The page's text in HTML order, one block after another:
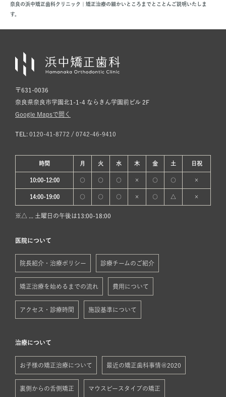
奈良の浜中矯正歯科クリニック | 矯正治療の細かいところまでとことんご説明いたしま
す。
〒631-0036
奈良県奈良市学園北1-1-4 ならきん学園前ビル 2F
Google Mapsで開く
TEL: 0120-41-8772 / 0742-46-9410
時間 月 火 水 木 金 土 日 祝
10:00-12:00 ○ ○ ○ × ○ ○ ×
14:00-19:00 ○ ○ ○ × ○ △ ×
※△ ... 土曜日の午後は13:00-18:00
医院について
院長紹介・治療ポリシー 診療チームのご紹介
矯正治療を始めるまでの流れ 費用について
アクセス・診療時間 施設基準について
治療について
お子様の矯正治療について 最近の矯正歯科事情＠2020
裏側からの舌側矯正 マウスピースタイプの矯正